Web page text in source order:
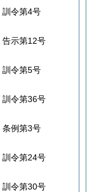
訓令第4号
告示第12号
訓令第5号
訓令第36号
条例第3号
訓令第24号
訓令第30号